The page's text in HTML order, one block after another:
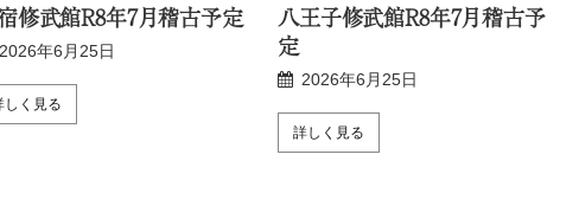
修武館R8年7月稽古予定
2026年6月25日
しく見る
八王子修武館R8年7月稽古予
定
2026年6月25日
詳しく見る